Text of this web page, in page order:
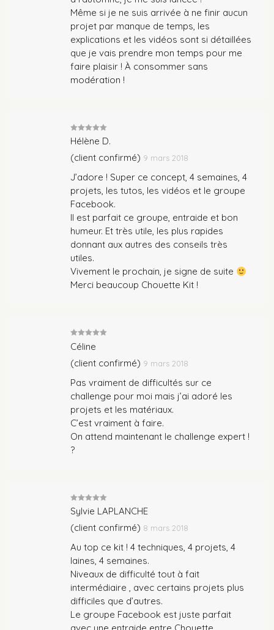
Même si je ne suis arrivée à ne finir aucun
projet par manque de temps, les
explications et les vidéos sont si détaillées
que je vais prendre mon temps pour me
faire plaisir ! À consommer sans
modération !
Note5
sur
5Hélène D.
(client confirmé) 9 mars 2018
J’adore ! Super ce concept, 4 semaines, 4
projets, les tutos, les vidéos et le groupe
Facebook.
Il est parfait ce groupe, entraide et bon
humeur. Et très utile, les plus rapides
donnant aux autres des conseils très
utiles.
Vivement le prochain, je signe de suite
Merci beaucoup Chouette Kit !
Note
5
Céline
(client confirmé) 9 mars 2018
Pas vraiment de difficultés sur ce
challenge pour moi mais j’ai adoré les
projets et les matériaux.
C’est vraiment à faire.
On attend maintenant le challenge expert !
?
Note 5 sur
5
Sylvie LAPLANCHE
(client confirmé) 8 mars 2018
Au top ce kit ! 4 techniques, 4 projets, 4
laines, 4 semaines.
Niveaux de difficulté tout à fait
intermédiaire , avec certains projets plus
difficiles que d’autres.
Le groupe Facebook est juste parfait